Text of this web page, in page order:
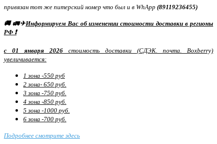
привязан тот же питерский номер что был и в WhApp (89119236455)
🚚 🚛✈Информируем Вас об изменении стоимости доставки в регионы
РФ ❗
с 01 января 2026 стоимость доставки (СДЭК. почта. Boxberry)
увеличивается:
1 зона -550 руб
2 зона- 650 руб.
3 зона -750 руб.
4 зона -850 руб.
5 зона -1000 руб.
6 зона -700 руб.
Подробнее смотрите здесь